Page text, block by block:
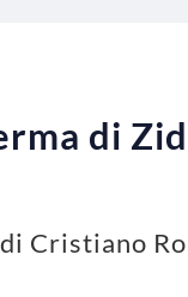
di
Cristiano